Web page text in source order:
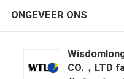
ONGEVEER ONS
CO.，LTD